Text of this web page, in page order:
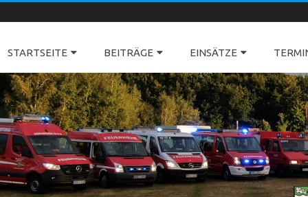
STARTSEITE BEITRÄGE EINSÄTZE